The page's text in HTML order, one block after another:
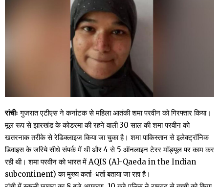
रांचीः गुजरात एटीएस ने कर्नाटक से महिला आतंकी शमा परवीन को गिरफ्तार किया।
मूल रूप से झारखंड के कोडरमा की रहने वाली 30 साल की शमा परवीन को
खतरनाक तरीके से रेडिक्लाइज किया जा चुका है। शमा पाकिस्तान से इलेक्ट्रॉनिक
डिवाइस के जरिये सीधे संपर्क में थी और 4 से 5 ऑनलाइन टेरर मॉड्यूल पर काम कर
रही थी। शमा परवीन को भारत में AQIS (Al-Qaeda in the Indian
subcontinent) का मुख्य कर्ता-धर्ता बताया जा रहा है।